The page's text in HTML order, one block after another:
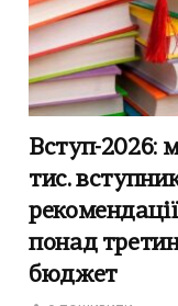
Вступ-2026:
тис.
понад
бюджет